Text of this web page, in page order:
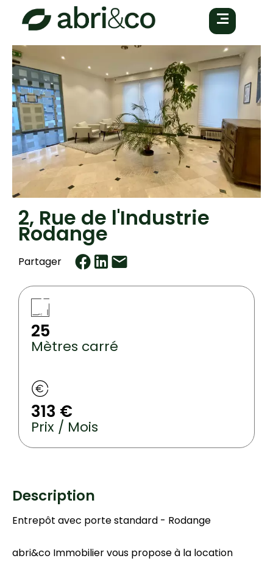
2, Rue de l'Industrie
Rodange
Partager
25
Mètres carré
313 €
Prix / Mois
Description
Entrepôt avec porte standard - Rodange
abri&co Immobilier vous propose à la location